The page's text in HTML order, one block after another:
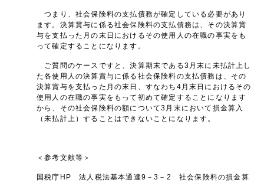
つまり、社会保険料の支払債務が確定している必要があり
ます。決算賞与に係る社会保険料の支払債務は、その決算賞
与を支払った月の末日におけるその使用人の在職の事実をも
って確定することになります。
ご質問のケースですと、決算期末である3月末に未払計上し
た各使用人の決算賞与に係る社会保険料の支払債務は、その
決算賞与を支払った月の末日、すなわち4月末日におけるその
使用人の在職の事実をもって初めて確定することになります
から、その社会保険料の額について3月末において損金算入
（未払計上）することはできないことになります。
＜参考文献等＞
国税庁HP 法人税法基本通達9－3－2 社会保険料の損金算